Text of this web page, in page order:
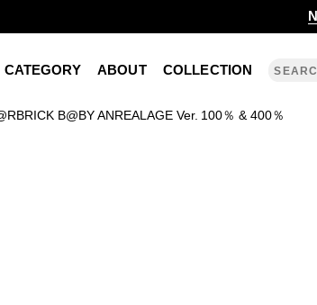
CATEGORY ABOUT COLLECTION
B@BY ANREALAGE Ver. 100％ & 400％